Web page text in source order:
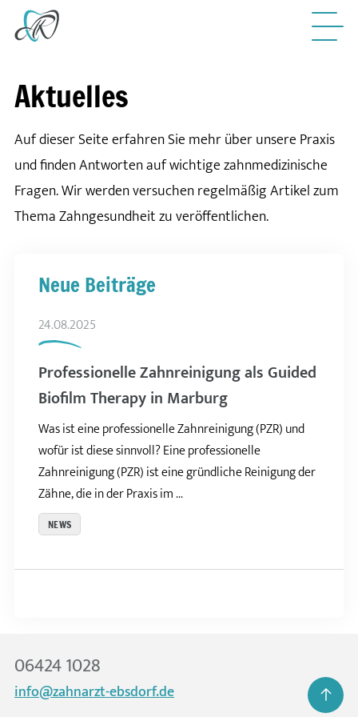
Aktuelles
Auf dieser Seite erfahren Sie mehr über unsere Praxis
und finden Antworten auf wichtige zahnmedizinische
Fragen. Wir werden versuchen regelmäßig Artikel zum
Thema Zahngesundheit zu veröffentlichen.
Neue Beiträge
24.08.2025
Professionelle Zahnreinigung als Guided
Biofilm Therapy in Marburg
Was ist eine professionelle Zahnreinigung (PZR) und
wofür ist diese sinnvoll? Eine professionelle
Zahnreinigung (PZR) ist eine gründliche Reinigung der
Zähne, die in der Praxis im ...
NEWS
06424 1028
info@zahnarzt-ebsdorf.de